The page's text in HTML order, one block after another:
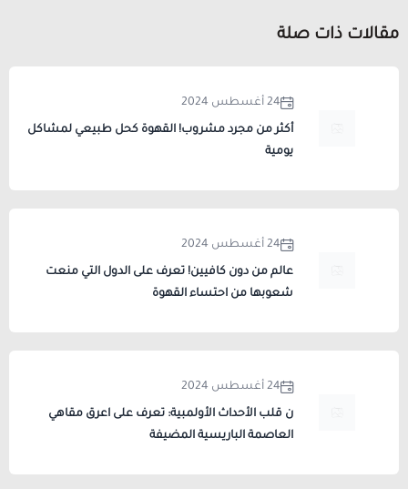
مقالات ذات صلة
24 أغسطس 2024
أكثر من مجرد مشروب! القهوة كحل طبيعي لمشاكل
يومية
24 أغسطس 2024
عالم من دون كافيين! تعرف على الدول التي منعت
شعوبها من احتساء القهوة
24 أغسطس 2024
ن قلب الأحداث الأولمبية: تعرف على اعرق مقاهي
العاصمة الباريسية المضيفة